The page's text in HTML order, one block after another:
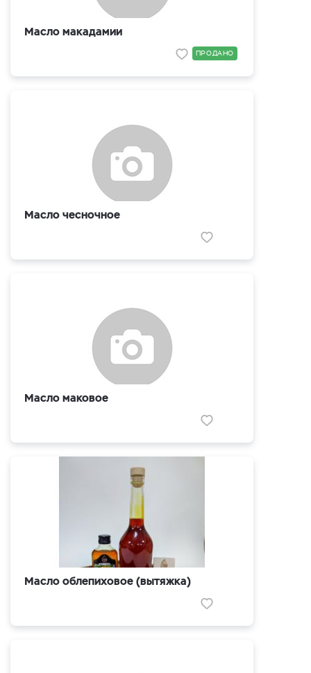
Масло макадамии
ПРОДАНО
Масло чесночное
Масло маковое
Масло облепиховое (вытяжка)